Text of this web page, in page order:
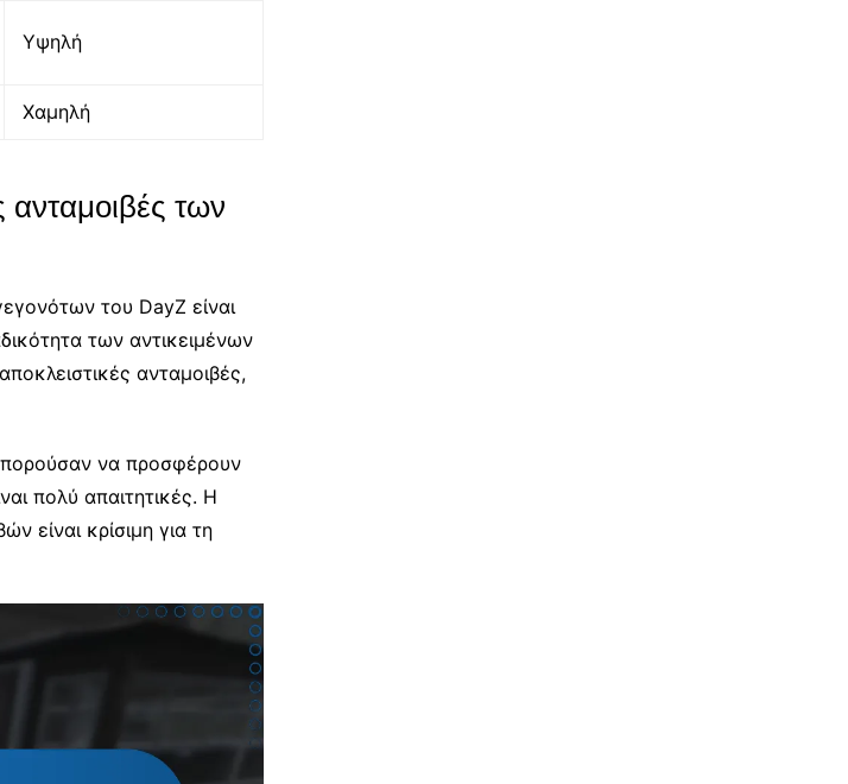
Υψηλή
Χαμηλή
ανταμοιβές των
του DayZ είναι
των αντικειμένων
ανταμοιβές,
να προσφέρουν
πολύ απαιτητικές. Η
είναι κρίσιμη για τη